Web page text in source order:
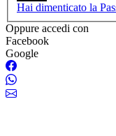
Hai dimenticato la
Oppure accedi con
Facebook
Google